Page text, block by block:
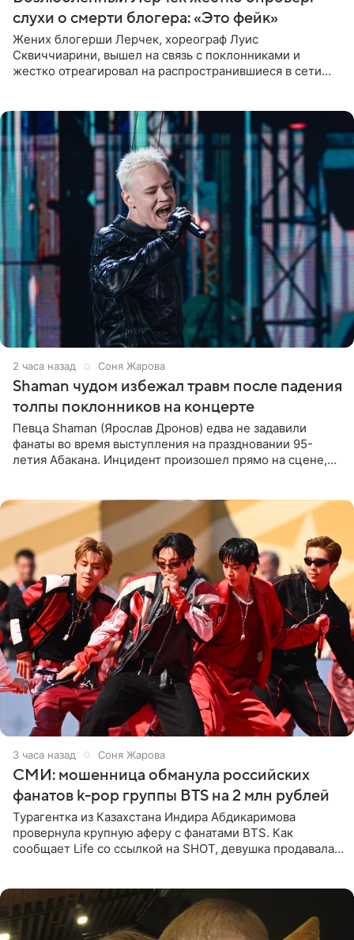
слухи о смерти блогера: «Это фейк»
Жених блогерши Лерчек, хореограф Луис
Сквиччиарини, вышел на связь с поклонниками и
жестко отреагировал на распространившиеся в сети
2 часа назад Соня Жарова
Shaman чудом избежал травм после падения
толпы поклонников на концерте
Певца Shaman (Ярослав Дронов) едва не задавили
фанаты во время выступления на праздновании 95-
летия Абакана. Инцидент произошел прямо на сцене,
3 часа назад Соня Жарова
СМИ: мошенница обманула российских
фанатов k-pop группы BTS на 2 млн рублей
Турагентка из Казахстана Индира Абдикаримова
провернула крупную аферу с фанатами BTS. Как
сообщает Life со ссылкой на SHOT, девушка продавала